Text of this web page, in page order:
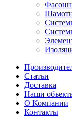
Статьи
Доставка
Наши
О Компании
Контакты